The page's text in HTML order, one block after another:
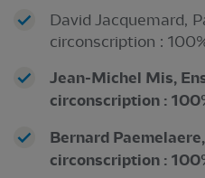
David Jacquemard,
circonscription :
Jean-Michel Mis,
circonscription :
Bernard
circonscription :